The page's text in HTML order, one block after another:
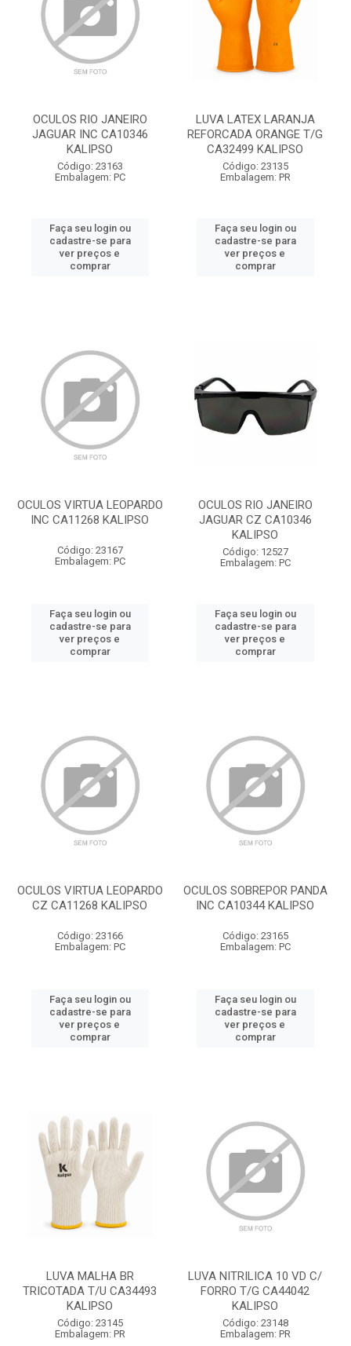
OCULOS RIO JANEIRO
JAGUAR INC CA10346
KALIPSO
Código: 23163
Embalagem: PC
Faça seu login ou
cadastre-se para
ver preços e
comprar
LUVA LATEX LARANJA
REFORCADA ORANGE T/G
CA32499 KALIPSO
Código: 23135
Embalagem: PR
Faça seu login ou
cadastre-se para
ver preços e
comprar
OCULOS VIRTUA LEOPARDO
INC CA11268 KALIPSO
Código: 23167
Embalagem: PC
Faça seu login ou
cadastre-se para
ver preços e
comprar
OCULOS RIO JANEIRO
JAGUAR CZ CA10346
KALIPSO
Código: 12527
Embalagem: PC
Faça seu login ou
cadastre-se para
ver preços e
comprar
OCULOS VIRTUA LEOPARDO
CZ CA11268 KALIPSO
Código: 23166
Embalagem: PC
Faça seu login ou
cadastre-se para
ver preços e
comprar
OCULOS SOBREPOR PANDA
INC CA10344 KALIPSO
Código: 23165
Embalagem: PC
Faça seu login ou
cadastre-se para
ver preços e
comprar
LUVA MALHA BR
TRICOTADA T/U CA34493
KALIPSO
Código: 23145
Embalagem: PR
LUVA NITRILICA 10 VD C/
FORRO T/G CA44042
KALIPSO
Código: 23148
Embalagem: PR